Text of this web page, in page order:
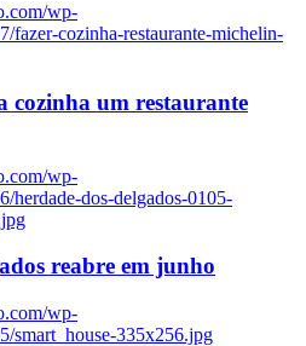
wp-
fazer-cozinha-restaurante-michelin-
cozinha um restaurante
wp-
herdade-dos-delgados-0105-
reabre em junho
wp-
smart_house-335x256.jpg